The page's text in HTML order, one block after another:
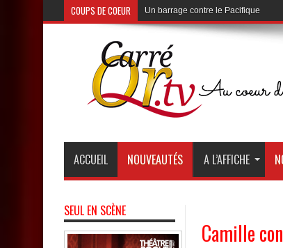
COUPS DE COEUR Un barrage contre le Pacifique
au Théâtre de Poche de
ACCUEIL NOUVEAUTÉS A L’AFFICHE
Camille
SEUL EN SCÈNE